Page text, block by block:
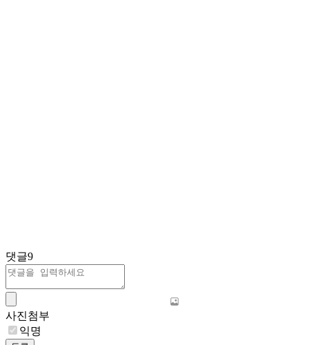
댓글9
사진첨부
익명